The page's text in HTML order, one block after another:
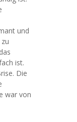
und
ist.
Die
war von